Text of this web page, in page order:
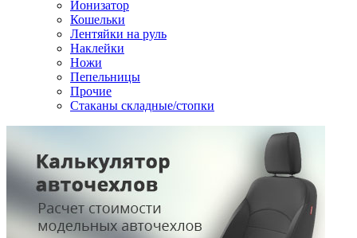
Ионизатор
Кошельки
Лентяйки на руль
Наклейки
Ножи
Пепельницы
Прочие
Стаканы складные/стопки